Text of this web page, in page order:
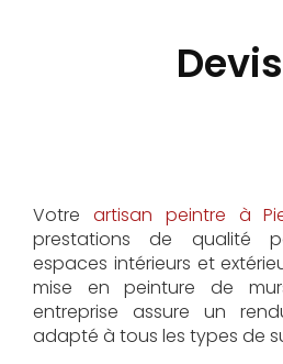
Votre artisan peintre à
prestations de qualité
espaces intérieurs et
mise en peinture de
entreprise assure un
adapté à tous les types de